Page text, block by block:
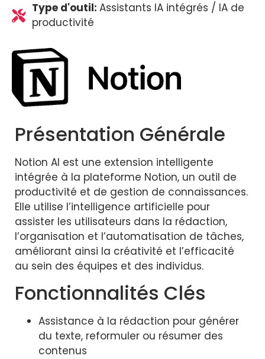
Type d'outil: Assistants IA intégrés / IA de
productivité
Présentation Générale
Notion AI est une extension intelligente
intégrée à la plateforme Notion, un outil de
productivité et de gestion de connaissances.
Elle utilise l’intelligence artificielle pour
assister les utilisateurs dans la rédaction,
l’organisation et l’automatisation de tâches,
améliorant ainsi la créativité et l’efficacité
au sein des équipes et des individus.
Fonctionnalités Clés
Assistance à la rédaction pour générer
du texte, reformuler ou résumer des
contenus